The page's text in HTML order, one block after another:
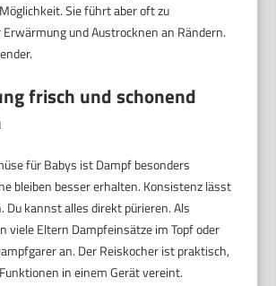
Sie führt aber oft zu
und Austrocknen an Rändern.
frisch und schonend
für Babys ist Dampf besonders
bleiben besser erhalten. Konsistenz lässt
Du kannst alles direkt pürieren. Als
viele Eltern Dampfeinsätze im Topf oder
an. Der Reiskocher ist praktisch,
in einem Gerät vereint.